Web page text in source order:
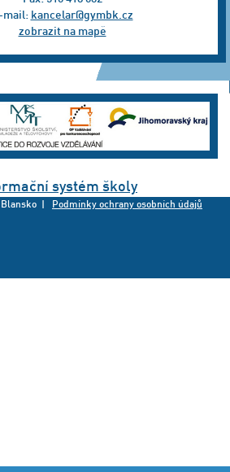
mail: kancelar@gymbk.cz
zobrazit na mapě
systém školy
Blansko | Podmínky ochrany osobních údajů